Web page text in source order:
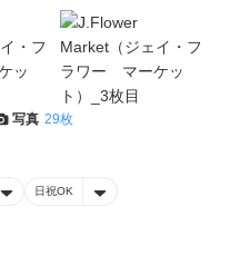
写真 29枚
日祝OK